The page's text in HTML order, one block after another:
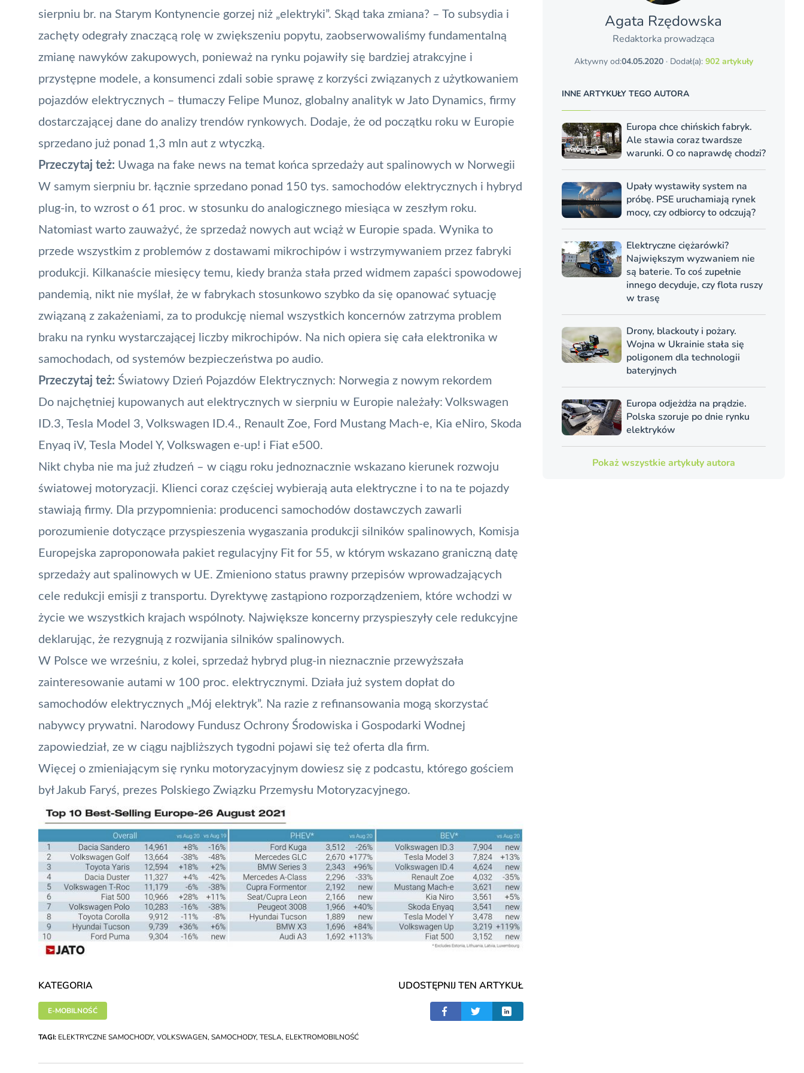
sierpniu br. na Starym Kontynencie gorzej niż „elektryki”. Skąd taka zmiana? – To subsydia i
zachęty odegrały znaczącą rolę w zwiększeniu popytu, zaobserwowaliśmy fundamentalną
zmianę nawyków zakupowych, ponieważ na rynku pojawiły się bardziej atrakcyjne i
przystępne modele, a konsumenci zdali sobie sprawę z korzyści związanych z użytkowaniem
pojazdów elektrycznych – tłumaczy Felipe Munoz, globalny analityk w Jato Dynamics, firmy
dostarczającej dane do analizy trendów rynkowych. Dodaje, że od początku roku w Europie
sprzedano już ponad 1,3 mln aut z wtyczką.
Przeczytaj też: Uwaga na fake news na temat końca sprzedaży aut spalinowych w Norwegii
W samym sierpniu br. łącznie sprzedano ponad 150 tys. samochodów elektrycznych i hybryd
plug-in, to wzrost o 61 proc. w stosunku do analogicznego miesiąca w zeszłym roku.
Natomiast warto zauważyć, że sprzedaż nowych aut wciąż w Europie spada. Wynika to
przede wszystkim z problemów z dostawami mikrochipów i wstrzymywaniem przez fabryki
produkcji. Kilkanaście miesięcy temu, kiedy branża stała przed widmem zapaści spowodowej
pandemią, nikt nie myślał, że w fabrykach stosunkowo szybko da się opanować sytuację
związaną z zakażeniami, za to produkcję niemal wszystkich koncernów zatrzyma problem
braku na rynku wystarczającej liczby mikrochipów. Na nich opiera się cała elektronika w
samochodach, od systemów bezpieczeństwa po audio.
Przeczytaj też: Światowy Dzień Pojazdów Elektrycznych: Norwegia z nowym rekordem
Do najchętniej kupowanych aut elektrycznych w sierpniu w Europie należały: Volkswagen
ID.3, Tesla Model 3, Volkswagen ID.4., Renault Zoe, Ford Mustang Mach-e, Kia eNiro, Skoda
Enyaq iV, Tesla Model Y, Volkswagen e-up! i Fiat e500.
Nikt chyba nie ma już złudzeń – w ciągu roku jednoznacznie wskazano kierunek rozwoju
światowej motoryzacji. Klienci coraz częściej wybierają auta elektryczne i to na te pojazdy
stawiają firmy. Dla przypomnienia: producenci samochodów dostawczych zawarli
porozumienie dotyczące przyspieszenia wygaszania produkcji silników spalinowych, Komisja
Europejska zaproponowała pakiet regulacyjny Fit for 55, w którym wskazano graniczną datę
sprzedaży aut spalinowych w UE. Zmieniono status prawny przepisów wprowadzających
cele redukcji emisji z transportu. Dyrektywę zastąpiono rozporządzeniem, które wchodzi w
życie we wszystkich krajach wspólnoty. Największe koncerny przyspieszyły cele redukcyjne
deklarując, że rezygnują z rozwijania silników spalinowych.
W Polsce we wrześniu, z kolei, sprzedaż hybryd plug-in nieznacznie przewyższała
zainteresowanie autami w 100 proc. elektrycznymi. Działa już system dopłat do
samochodów elektrycznych „ Mój elektryk”. Na razie z refinansowania mogą skorzystać
nabywcy prywatni. Narodowy Fundusz Ochrony Środowiska i Gospodarki Wodnej
zapowiedział, ze w ciągu najbliższych tygodni pojawi się też oferta dla firm.
Więcej o zmieniającym się rynku motoryzacyjnym dowiesz się z podcastu, którego gościem
był Jakub Faryś, prezes Polskiego Związku Przemysłu Motoryzacyjnego.
KATEGORIA
E-MOBILNOŚĆ
UDOSTĘPNIJ TEN ARTYKUŁ
TAGI: ELEKTRYCZNE SAMOCHODY, VOLKSWAGEN, SAMOCHODY, TESLA, ELEKTROMOBILNOŚĆ
Agata Rzędowska
Redaktorka prowadząca
Aktywny od:04.05.2020· Dodał(a): 902 artykuły
INNE ARTYKUŁY TEGO AUTORA
Europa chce chińskich fabryk.
Ale stawia coraz twardsze
warunki. O co naprawdę chodzi?
Upały wystawiły system na
próbę. PSE uruchamiają rynek
mocy, czy odbiorcy to odczują?
Elektryczne ciężarówki?
Największym wyzwaniem nie
są baterie. To coś zupełnie
innego decyduje, czy flota ruszy
w trasę
Drony, blackouty i pożary.
Wojna w Ukrainie stała się
poligonem dla technologii
bateryjnych
Europa odjeżdża na prądzie.
Polska szoruje po dnie rynku
elektryków
Pokaż wszystkie artykuły autora